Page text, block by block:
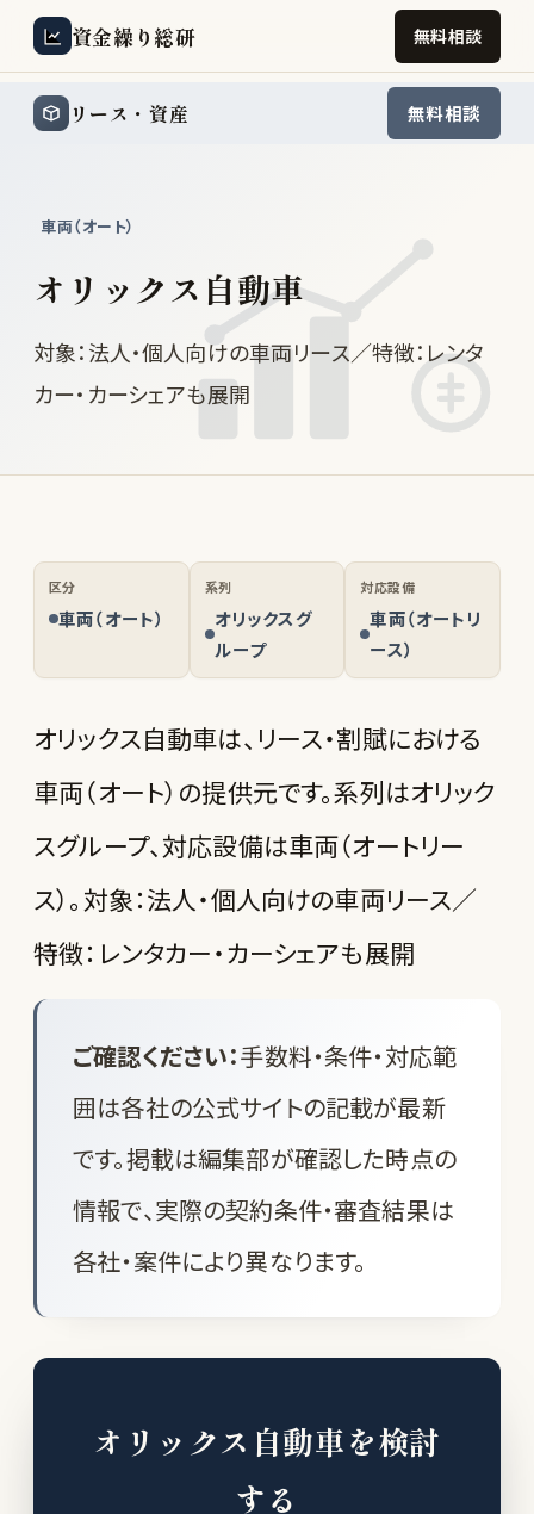
資金繰り総研 無料相談
リース・資産 無料相談
車両（オート）
オリックス自動車
対象：法人・個人向けの車両リース／特徴：レンタ
カー・カーシェアも展開
区分
車両（オート）
系列
オリックスグ
ループ
対応設備
車両（オートリ
ース）
オリックス自動車は、リース・割賦における
車両（オート）の提供元です。系列はオリック
スグループ、対応設備は車両（オートリー
ス）。対象：法人・個人向けの車両リース／
特徴：レンタカー・カーシェアも展開
ご確認ください：手数料・条件・対応範
囲は各社の公式サイトの記載が最新
です。掲載は編集部が確認した時点の
情報で、実際の契約条件・審査結果は
各社・案件により異なります。
オリックス自動車を検討
する